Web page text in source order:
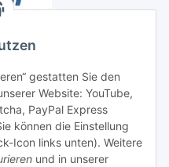
gestatten Sie den
Website: YouTube,
PayPal Express
können die Einstellung
Icon links unten). Weitere
und in unserer